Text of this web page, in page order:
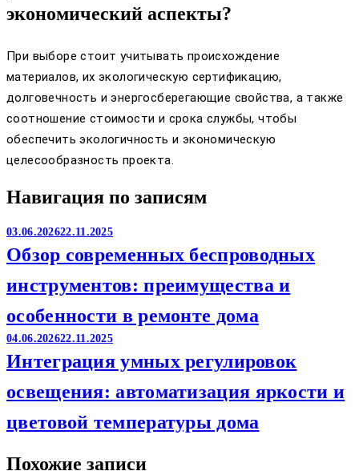
экономический аспекты?
При выборе стоит учитывать происхождение
материалов, их экологическую сертификацию,
долговечность и энергосберегающие свойства, а также
соотношение стоимости и срока службы, чтобы
обеспечить экологичность и экономическую
целесообразность проекта.
Навигация по записям
03.06.202622.11.2025
Обзор современных беспроводных
инструментов: преимущества и
особенности в ремонте дома
04.06.202622.11.2025
Интеграция умных регулировок
освещения: автоматизация яркости и
цветовой температуры дома
Похожие записи